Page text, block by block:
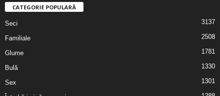
CATEGORIE POPULARĂ
Seci 3137
Familiale 2508
Glume 1781
Bulă 1330
Sex 1301